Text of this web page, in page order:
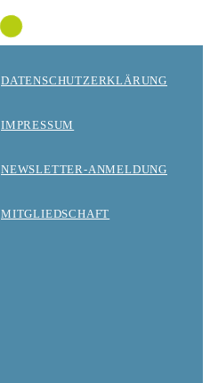
DATENSCHUTZERKLÄRUNG
IMPRESSUM
NEWSLETTER-ANMELDUNG
MITGLIEDSCHAFT